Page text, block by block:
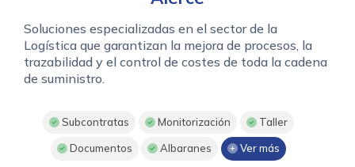
Soluciones especializadas en el sector de la
Logística que garantizan la mejora de procesos, la
trazabilidad y el control de costes de toda la cadena
de suministro.
Subcontratas Monitorización Taller
Documentos Albaranes Ver más